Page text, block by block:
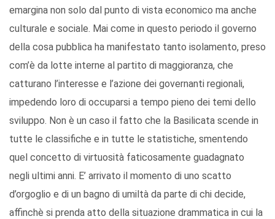
emargina non solo dal punto di vista economico ma anche
culturale e sociale. Mai come in questo periodo il governo
della cosa pubblica ha manifestato tanto isolamento, preso
com’è da lotte interne al partito di maggioranza, che
catturano l’interesse e l’azione dei governanti regionali,
impedendo loro di occuparsi a tempo pieno dei temi dello
sviluppo. Non è un caso il fatto che la Basilicata scende in
tutte le classifiche e in tutte le statistiche, smentendo
quel concetto di virtuosità faticosamente guadagnato
negli ultimi anni. E’ arrivato il momento di uno scatto
d’orgoglio e di un bagno di umiltà da parte di chi decide,
affinchè si prenda atto della situazione drammatica in cui la